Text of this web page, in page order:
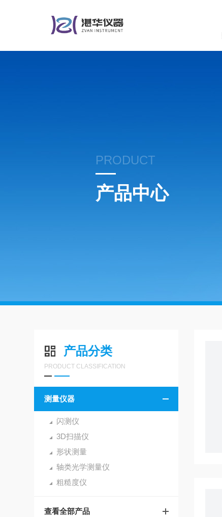
PRODUCT
产品中心
产品分类
PRODUCT CLASSIFICATION
测量仪器
闪测仪
3D扫描仪
形状测量
轴类光学测量仪
粗糙度仪
查看全部产品